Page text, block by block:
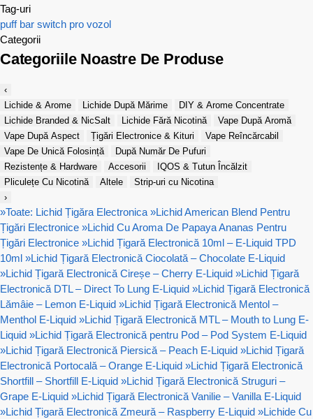
Tag-uri
puff bar switch pro vozol
Categorii
Categoriile Noastre De Produse
‹
Lichide & Arome
Lichide După Mărime
DIY & Arome Concentrate
Lichide Branded & NicSalt
Lichide Fără Nicotină
Vape După Aromă
Vape După Aspect
Țigări Electronice & Kituri
Vape Reîncărcabil
Vape De Unică Folosință
După Număr De Pufuri
Rezistențe & Hardware
Accesorii
IQOS & Tutun Încălzit
Pliculețe Cu Nicotină
Altele
Strip-uri cu Nicotina
›
»Toate: Lichid Țigăra Electronica »Lichid American Blend Pentru
Țigări Electronice »Lichid Cu Aroma De Papaya Ananas Pentru
Țigări Electronice »Lichid Țigară Electronică 10ml – E-Liquid TPD
10ml »Lichid Țigară Electronică Ciocolată – Chocolate E-Liquid
»Lichid Țigară Electronică Cireșe – Cherry E-Liquid »Lichid Țigară
Electronică DTL – Direct To Lung E-Liquid »Lichid Țigară Electronică
Lămâie – Lemon E-Liquid »Lichid Țigară Electronică Mentol –
Menthol E-Liquid »Lichid Țigară Electronică MTL – Mouth to Lung E-
Liquid »Lichid Țigară Electronică pentru Pod – Pod System E-Liquid
»Lichid Țigară Electronică Piersică – Peach E-Liquid »Lichid Țigară
Electronică Portocală – Orange E-Liquid »Lichid Țigară Electronică
Shortfill – Shortfill E-Liquid »Lichid Țigară Electronică Struguri –
Grape E-Liquid »Lichid Țigară Electronică Vanilie – Vanilla E-Liquid
»Lichid Țigară Electronică Zmeură – Raspberry E-Liquid »Lichide Cu